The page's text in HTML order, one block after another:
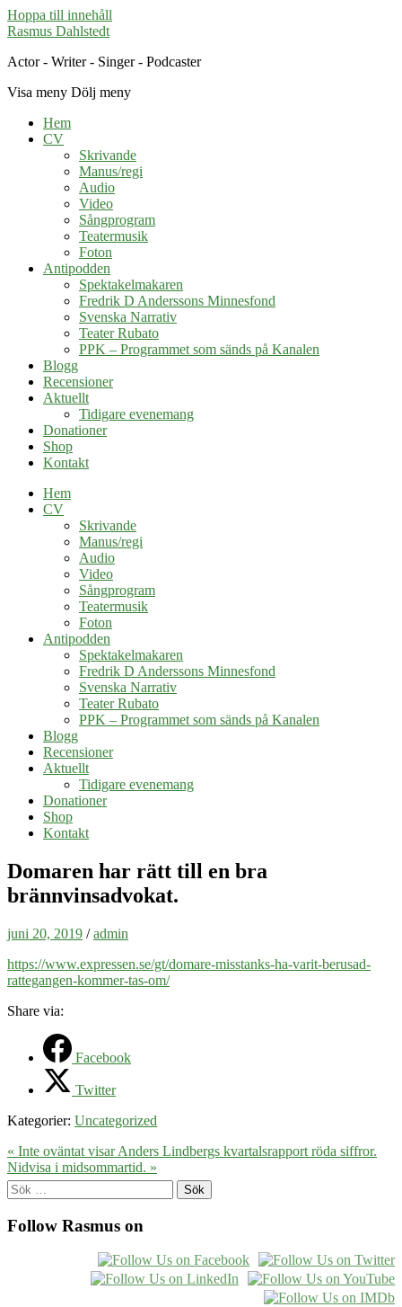
Hoppa till innehåll
Rasmus Dahlstedt
Actor - Writer - Singer - Podcaster
Visa meny Dölj meny
Hem
CV
Skrivande
Manus/regi
Audio
Video
Sångprogram
Teatermusik
Foton
Antipodden
Spektakelmakaren
Fredrik D Anderssons Minnesfond
Svenska Narrativ
Teater Rubato
PPK – Programmet som sänds på Kanalen
Blogg
Recensioner
Aktuellt
Tidigare evenemang
Donationer
Shop
Kontakt
Hem
CV
Skrivande
Manus/regi
Audio
Video
Sångprogram
Teatermusik
Foton
Antipodden
Spektakelmakaren
Fredrik D Anderssons Minnesfond
Svenska Narrativ
Teater Rubato
PPK – Programmet som sänds på Kanalen
Blogg
Recensioner
Aktuellt
Tidigare evenemang
Donationer
Shop
Kontakt
Domaren har rätt till en bra
brännvinsadvokat.
juni 20, 2019 /admin
https://www.expressen.se/gt/domare-misstanks-ha-varit-berusad-
rattegangen-kommer-tas-om/
Share via:
Facebook
Twitter
Kategorier: Uncategorized
« Inte oväntat visar Anders Lindbergs kvartalsrapport röda siffror.
Nidvisa i midsommartid. »
Sök
efter:
Follow Rasmus on